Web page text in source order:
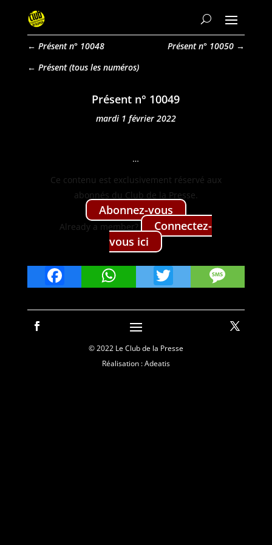
← Présent n° 10048 Présent n° 10050 →
Présent
Présent n° 10049
mardi 1 février 2022
…
Ce con­tenu est exclu­sive­ment réservé aux
abon­nés du Club de la Presse.
Abon­nez-vous
Already a mem­ber?
Con­nectez-
vous ici
FacebookWhatsApp
Twitter
© 2022 Le Club de la Presse
Réalisation : Adeatis